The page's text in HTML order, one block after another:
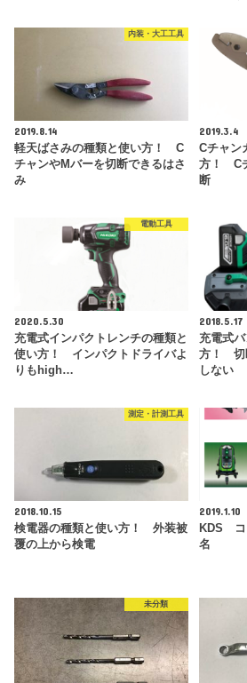
内装・大工工具
2019.8.14
軽天ばさみの種類と使い方！ C
チャンやMバーを切断できるはさ
み
2019.3.4
Cチャン
方！ C
断
電動工具
2020.5.30
充電式インパクトレンチの種類と
使い方！ インパクトドライバよ
りもhigh…
2018.5.17
充電式
方！ 切
しない
測定・計測工具
2018.10.15
検電器の種類と使い方！ 外装被
覆の上から検電
2019.1.10
KDS コ
名
未分類